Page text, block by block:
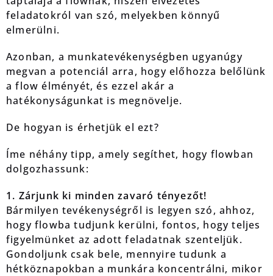
feladatokról van szó, melyekben könnyű
elmerülni.
Azonban, a munkatevékenységben ugyanúgy
megvan a potenciál arra, hogy előhozza belőlünk
a flow élményét, és ezzel akár a
hatékonyságunkat is megnövelje.
De hogyan is érhetjük el ezt?
Íme néhány tipp, amely segíthet, hogy flowban
dolgozhassunk:
1. Zárjunk ki minden zavaró tényezőt!
Bármilyen tevékenységről is legyen szó, ahhoz,
hogy flowba tudjunk kerülni, fontos, hogy teljes
figyelmünket az adott feladatnak szenteljük.
Gondoljunk csak bele, mennyire tudunk a
hétköznapokban a munkára koncentrálni, mikor